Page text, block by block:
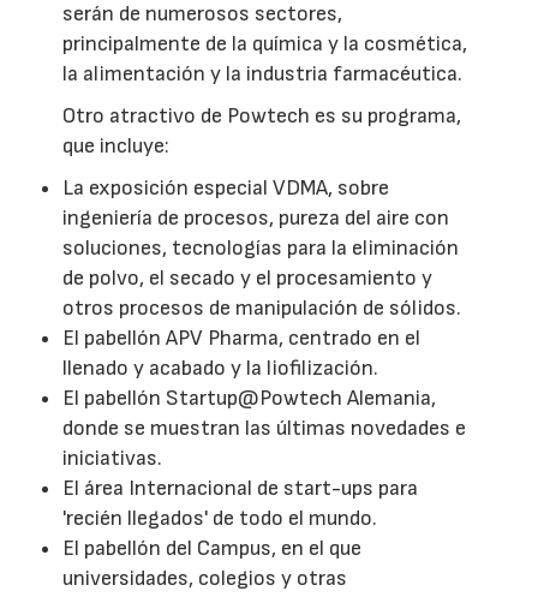
serán de numerosos sectores,
principalmente de la química y la cosmética,
la alimentación y la industria farmacéutica.
Otro atractivo de Powtech es su programa,
que incluye:
La exposición especial VDMA, sobre
ingeniería de procesos, pureza del aire con
soluciones, tecnologías para la eliminación
de polvo, el secado y el procesamiento y
otros procesos de manipulación de sólidos.
El pabellón APV Pharma, centrado en el
llenado y acabado y la liofilización.
El pabellón Startup@Powtech Alemania,
donde se muestran las últimas novedades e
iniciativas.
El área Internacional de start-ups para
'recién llegados' de todo el mundo.
El pabellón del Campus, en el que
universidades, colegios y otras